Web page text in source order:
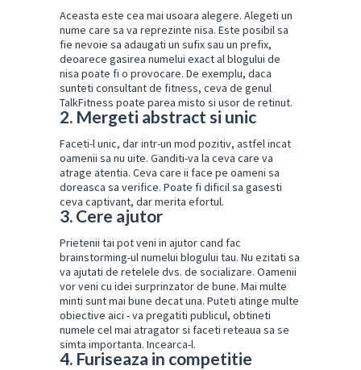
Aceasta este cea mai usoara alegere. Alegeti un
nume care sa va reprezinte nisa. Este posibil sa
fie nevoie sa adaugati un sufix sau un prefix,
deoarece gasirea numelui exact al blogului de
nisa poate fi o provocare. De exemplu, daca
sunteti consultant de fitness, ceva de genul
TalkFitness poate parea misto si usor de retinut.
2. Mergeti abstract si unic
Faceti-l unic, dar intr-un mod pozitiv, astfel incat
oamenii sa nu uite. Ganditi-va la ceva care va
atrage atentia. Ceva care ii face pe oameni sa
doreasca sa verifice. Poate fi dificil sa gasesti
ceva captivant, dar merita efortul.
3. Cere ajutor
Prietenii tai pot veni in ajutor cand fac
brainstorming-ul numelui blogului tau. Nu ezitati sa
va ajutati de retelele dvs. de socializare. Oamenii
vor veni cu idei surprinzator de bune. Mai multe
minti sunt mai bune decat una. Puteti atinge multe
obiective aici - va pregatiti publicul, obtineti
numele cel mai atragator si faceti reteaua sa se
simta importanta. Incearca-l.
4. Furiseaza in competitie